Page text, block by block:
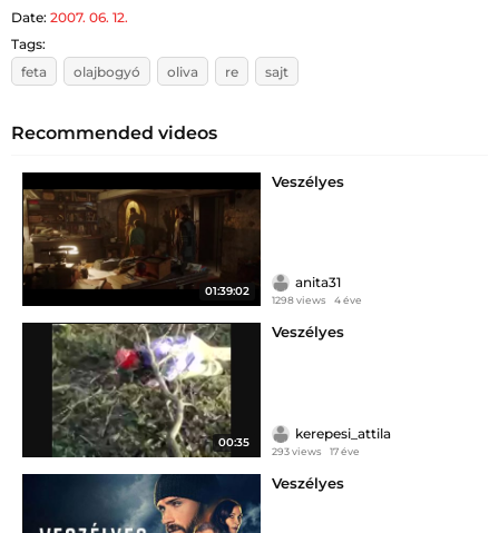
Date: 2007. 06. 12.
Tags:
feta
olajbogyó oliva re sajt
Recommended videos
01:39:02
Veszélyes
anita31
1298 views 4 éve
00:35
Veszélyes
kerepesi_attila
293 views 17 éve
Veszélyes